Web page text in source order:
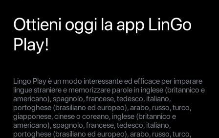
Ottieni oggi la app LinGo
Play!
Lingo Play è un modo interessante ed efficace per imparare
lingue straniere e memorizzare parole in inglese (britannico e
americano), spagnolo, francese, tedesco, italiano,
portoghese (brasiliano ed europeo), arabo, russo, turco,
giapponese, cinese o coreano, inglese (britannico e
americano), spagnolo, francese, tedesco, italiano,
portoghese (brasiliano ed europeo), arabo, russo, turco,